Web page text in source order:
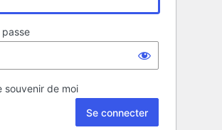
souvenir de moi